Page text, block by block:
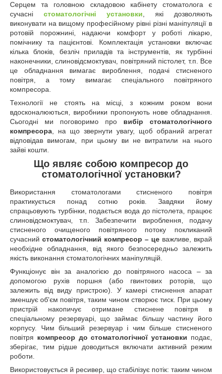
Серцем та головною складовою кабінету стоматолога є
сучасні стоматологічні установки , які дозволяють
виконувати на вищому професійному рівні різні маніпуляції в
ротовій порожнині, надаючи комфорт у роботі лікарю,
помічнику та пацієнтові. Комплектація установки включає
кілька блоків, безліч приладів та інструментів, як турбінні
наконечники, слиновідсмоктувач, повітряний пістолет, т.п. Все
це обладнання вимагає вироблення, подачі стисненого
повітря, а тому вимагає спеціального повітряного
компресора.
Технології не стоять на місці, з кожним роком вони
вдосконалюються, виробники пропонують нове обладнання.
Сьогодні ми поговоримо про вибір стоматологічного
компресора , на що звернути увагу, щоб обраний агрегат
відповідав вимогам, при цьому ви не витратили на нього
зайві кошти.
Що являє собою компресор до
стоматологічної установки?
Використання стоматологами стисненого повітря
практикується понад сотню років. Завдяки йому
спрацьовують турбінки, подається вода до пістолета, працює
слиновідсмоктувач, т.п. Забезпечити вироблення, подачу
стисненого очищеного повітряного потоку покликаний
сучасний стоматологічний компресор – це важливе, вкрай
необхідне обладнання, від якого безпосередньо залежить
якість виконання стоматологічних маніпуляцій.
Функціонує він за аналогією до повітряного насоса – за
допомогою рухів поршня (або гвинтових роторів, що
залежить від виду пристрою). У камері стиснення апарат
зменшує об'єм повітря, таким чином створює тиск. При цьому
пристрій накопичує отримане стиснене повітря в
спеціальному резервуарі, що займає більшу частину його
корпусу. Чим більший резервуар і чим більше стисненого
повітря компресор до стоматологічної установки подає,
зберігає, тим рідше доводиться включати активний режим
роботи.
Використовується й ресивер, що стабілізує потік: таким чином